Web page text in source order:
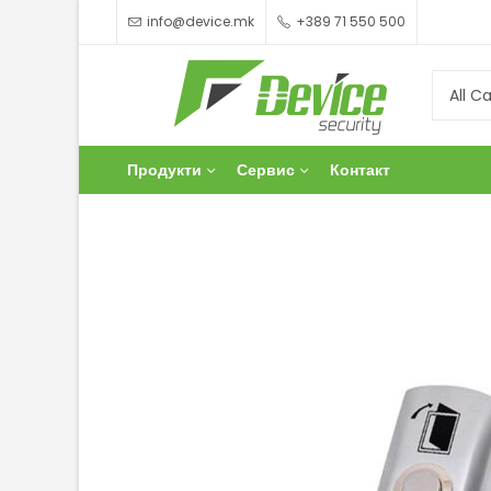
info@device.mk +389 71 550 500
Продукти Сервис Контакт